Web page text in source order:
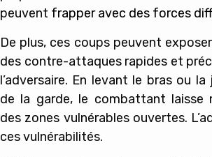
peuvent frapper avec des forces
De plus, ces coups peuvent
des contre-attaques rapides et
l’adversaire. En levant le bras ou
de la garde, le combattant laisse
des zones vulnérables ouvertes.
ces vulnérabilités.